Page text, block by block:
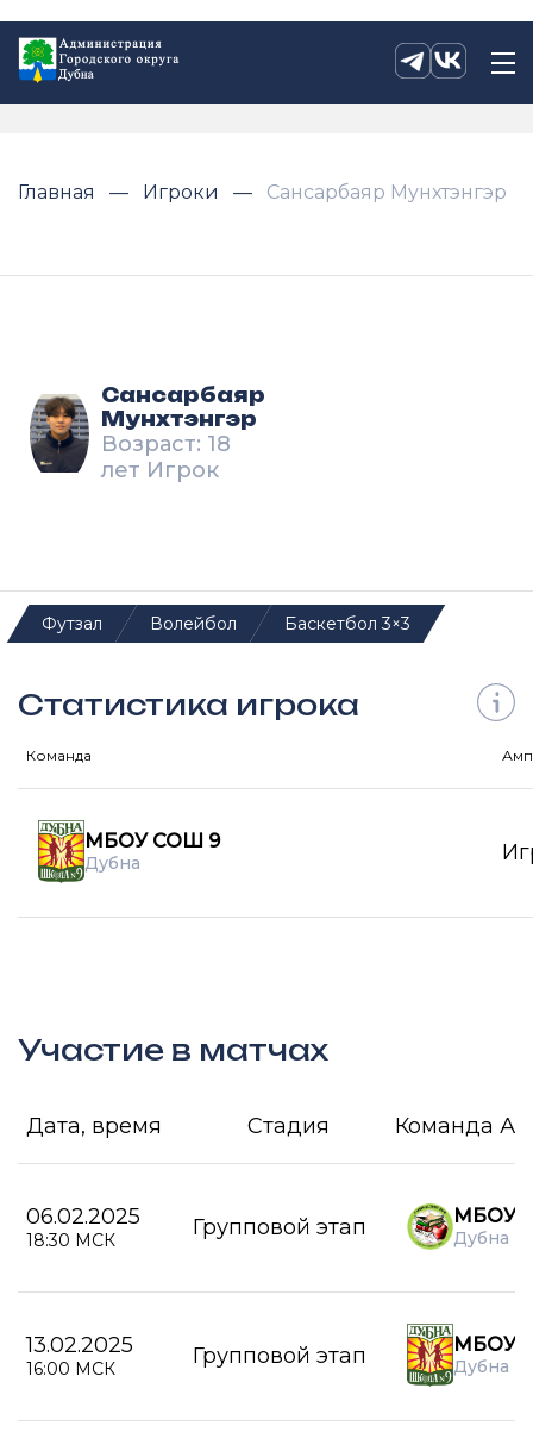
Главная Игроки Сансарбаяр Мунхтэнгэр
Сансарбаяр
Мунхтэнгэр
Возраст: 18
лет Игрок
Футзал Волейбол Баскетбол 3×3
Статистика игрока
Команда
МБОУ СОШ 9
Дубна
Участие в матчах
Дата, время Стадия Команда А
06.02.2025
18:30 МСК Групповой этап МБОУ
Дубна
13.02.2025
16:00 МСК Групповой этап МБОУ
Дубна